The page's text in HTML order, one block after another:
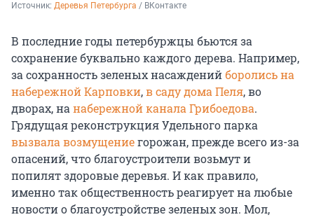
Источник: Деревья Петербурга / ВКонтакте
В последние годы петербуржцы бьются за
сохранение буквально каждого дерева. Например,
за сохранность зеленых насажденийборолись на
набережной Карповки,в саду дома Пеля, во
дворах, на набережной канала Грибоедова.
Грядущая реконструкция Удельного парка
вызвала возмущениегорожан, прежде всего из-за
опасений, что благоустроители возьмут и
попилят здоровые деревья. И как правило,
именно так общественность реагирует на любые
новости о благоустройстве зеленых зон. Мол,